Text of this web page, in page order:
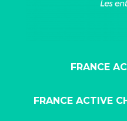
FRANCE
FRANCE ACTIVE